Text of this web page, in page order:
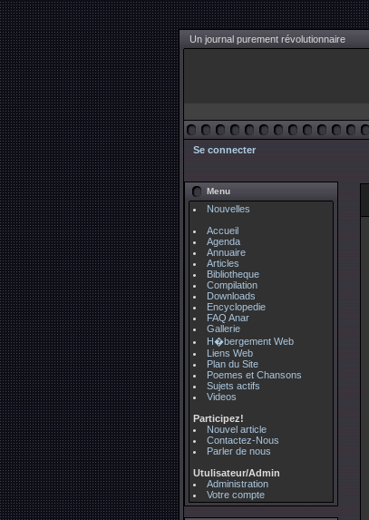
Un journal purement révolutionnaire
Se connecter
Menu
Nouvelles
Accueil
Agenda
Annuaire
Articles
Bibliotheque
Compilation
Downloads
Encyclopedie
FAQ Anar
Gallerie
H�bergement Web
Liens Web
Plan du Site
Poemes et Chansons
Sujets actifs
Videos
Participez!
Nouvel article
Contactez-Nous
Parler de nous
Utulisateur/Admin
Administration
Votre compte